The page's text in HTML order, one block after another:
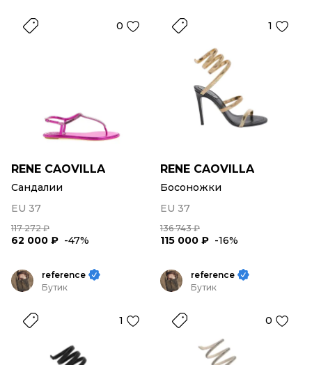
0
RENE CAOVILLA
Сандалии
EU 37
117 272 ₽
62 000 ₽ -47%
1
RENE CAOVILLA
Босоножки
EU 37
136 743 ₽
115 000 ₽ -16%
reference
Бутик
1
reference
Бутик
0